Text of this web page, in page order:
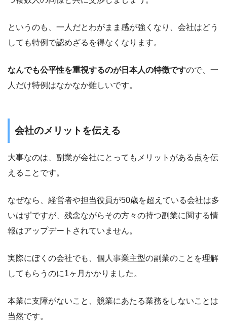
というのも、一人だとわがまま感が強くなり、会社はどう
しても特例で認めざるを得なくなります。
なんでも公平性を重視するのが日本人の特徴ですので、一
人だけ特例はなかなか難しいです。
会社のメリットを伝える
大事なのは、副業が会社にとってもメリットがある点を伝
えることです。
なぜなら、経営者や担当役員が50歳を超えている会社は多
いはずですが、残念ながらその方々の持つ副業に関する情
報はアップデートされていません。
実際にぼくの会社でも、個人事業主型の副業のことを理解
してもらうのに1ヶ月かかりました。
本業に支障がないこと、競業にあたる業務をしないことは
当然です。